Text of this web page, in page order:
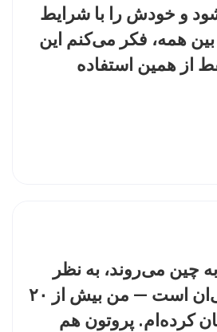
و خودش را با شرایط
همه، فکر می‌کنم این
از همین استفاده
چین می‌روند، به نظر
من بهترین وی‌پی‌ان است — من بیش از ۲۰
کرده‌ام. پروتون هم